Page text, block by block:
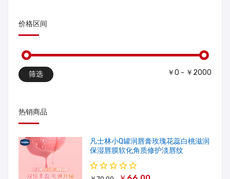
价格区间
筛选 ￥0 - ￥2000
热销商品
凡士林小Q罐润唇膏玫瑰花蕊白桃滋润
保湿唇膜软化角质修护淡唇纹